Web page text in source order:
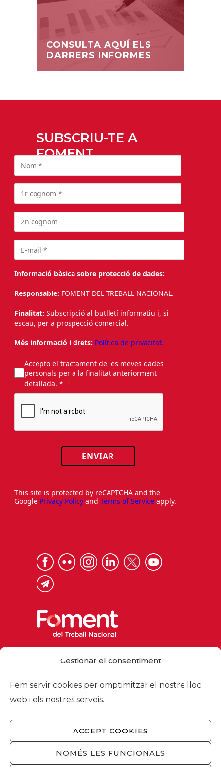
Gestionar el consentiment
Fem servir cookies per omptimitzar el nostre lloc
web i els nostres serveis.
ACCEPT COOKIES
NOMÉS LES FUNCIONALS
CONSULTA AQUÍ ELS
DARRERS INFORMES
SUBSCRIU-TE A
FOMENT
Informació bàsica sobre protecció de dades:
Responsable: FOMENT DEL TREBALL NACIONAL.
Finalitat: Subscripció al butlletí informatiu i, si
escau, per a prospecció comercial.
Més informació i drets: Política de privacitat.
Accepto el tractament de les meves dades
personals per a la finalitat anteriorment
detallada. *
ENVIAR
This site is protected by reCAPTCHA and the
Google Privacy Policy and Terms of Service apply.
foment@foment.com
© 2026 - Foment del Treball Nacional
Nosaltres